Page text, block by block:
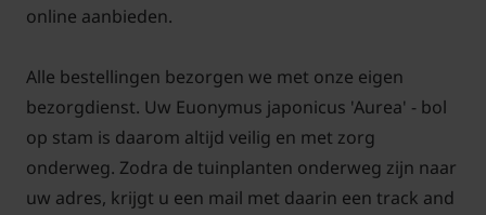
online aanbieden.
Alle bestellingen bezorgen we met onze eigen
bezorgdienst. Uw Euonymus japonicus 'Aurea' - bol
op stam is daarom altijd veilig en met zorg
onderweg. Zodra de tuinplanten onderweg zijn naar
uw adres, krijgt u een mail met daarin een track and